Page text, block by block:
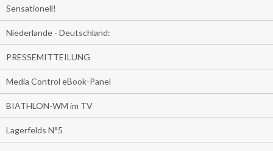
Sensationell!
Niederlande - Deutschland:
PRESSEMITTEILUNG
Media Control eBook-Panel
BIATHLON-WM im TV
Lagerfelds N°5